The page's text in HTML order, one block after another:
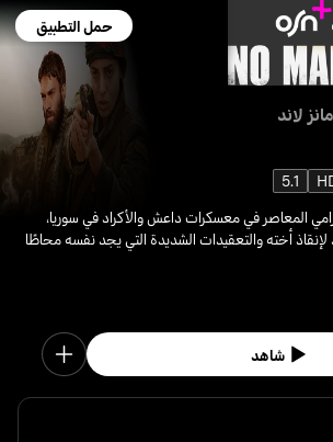
حمل التطبيق
لاند
5.1
المعاصر في معسكرات داعش والأكراد في سوريا،
أخته والتعقيدات الشديدة التي يجد نفسه محاطًا
شاهد